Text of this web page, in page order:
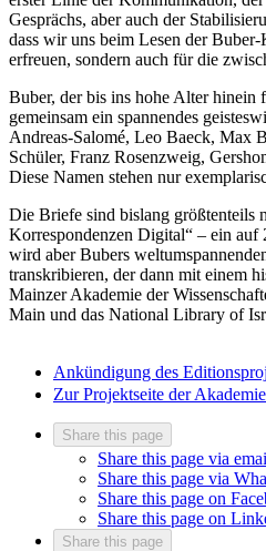
Gesprächs, aber auch der
dass wir uns beim Lesen der
erfreuen, sondern auch für die
Buber, der bis ins hohe Alter hinein
gemeinsam ein spannendes
Andreas-Salomé, Leo Baeck, Max
Schüler, Franz Rosenzweig,
Diese Namen stehen nur
Die Briefe sind bislang größtenteils
Korrespondenzen Digital“ – ein auf
wird aber Bubers
transkribieren, der dann mit einem
Mainzer Akademie der
Main und das National Library of
Ankündigung des
Zur Projektseite der
Share this page
Share this page via
Share this page via
Share this page on
Share this page on
Share this page